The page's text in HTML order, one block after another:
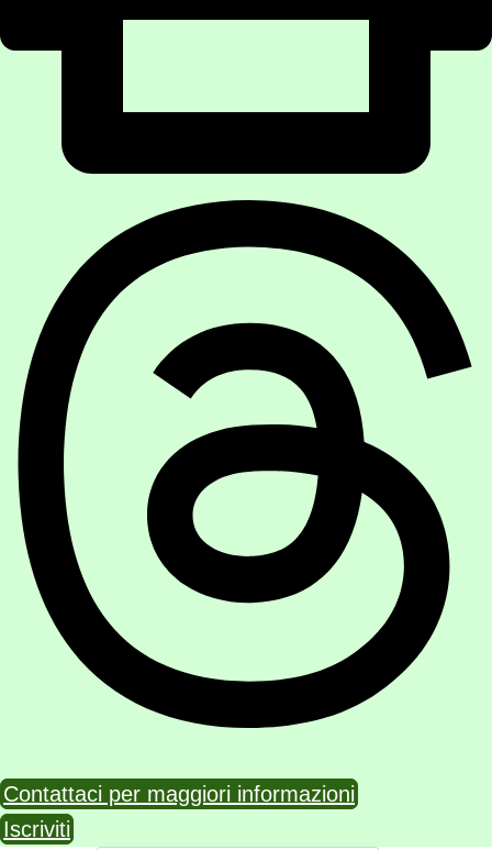
Contattaci per maggiori informazioni
Iscriviti